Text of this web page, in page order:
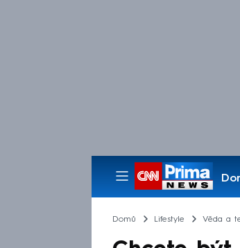
Domů Lifestyle Věda a